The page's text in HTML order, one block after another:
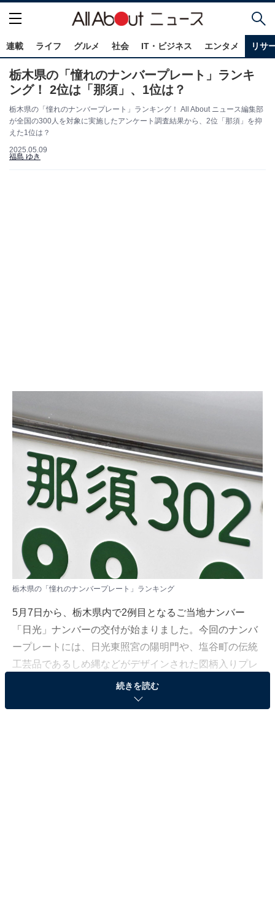
連載 ライフ グルメ 社会 IT・ビジネス エンタメ リサ
栃木県の「憧れのナンバープレート」ランキ
ング！ 2位は「那須」、1位は？
栃木県の「憧れのナンバープレート」ランキング！ All About ニュース編集部
が全国の300人を対象に実施したアンケート調査結果から、2位「那須」を抑
えた1位は？
2025.05.09
福島 ゆき
栃木県の「憧れのナンバープレート」ランキング
5月7日から、栃木県内で2例目となるご当地ナンバー
「日光」ナンバーの交付が始まりました。今回のナンバ
ープレートには、日光東照宮の陽明門や、塩谷町の伝統
工芸品であるしめ縄などがデザインされた図柄入りプレ
ートも用意されており、早くも注目を集めています。
続きを読む